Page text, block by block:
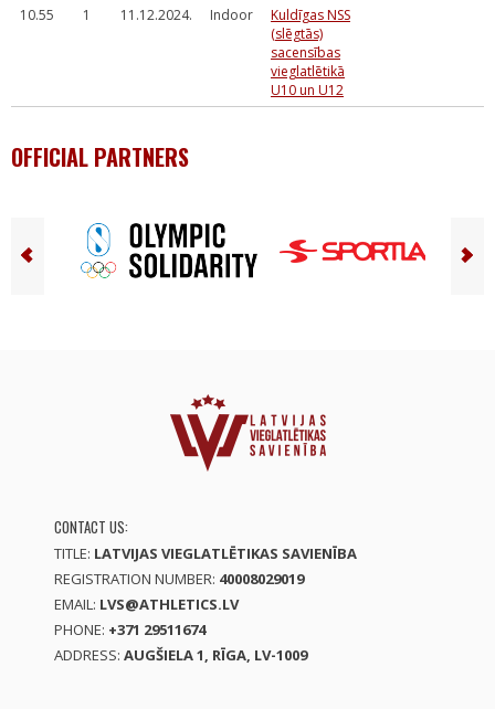
10.55
1 11.12.2024. Indoor
Kuldīgas NSS
(slēgtās)
sacensības
vieglatlētikā
U10 un U12
OFFICIAL PARTNERS
CONTACT US:
TITLE: LATVIJAS VIEGLATLĒTIKAS SAVIENĪBA
REGISTRATION NUMBER: 40008029019
EMAIL: LVS@ATHLETICS.LV
PHONE: +371 29511674
ADDRESS: AUGŠIELA 1, RĪGA, LV-1009